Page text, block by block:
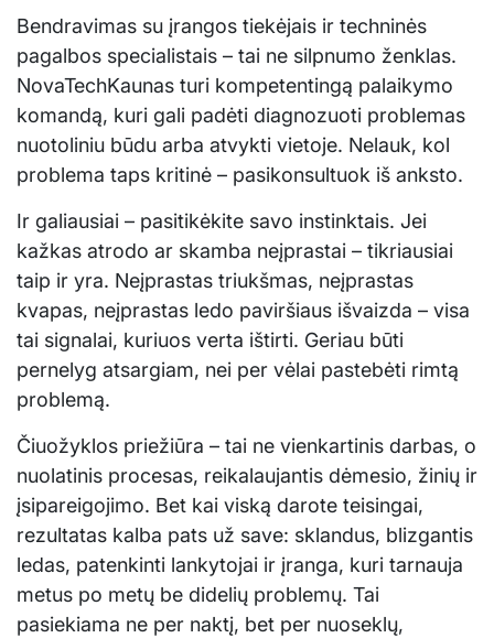
Bendravimas su įrangos tiekėjais ir techninės
pagalbos specialistais – tai ne silpnumo ženklas.
NovaTechKaunas turi kompetentingą palaikymo
komandą, kuri gali padėti diagnozuoti problemas
nuotoliniu būdu arba atvykti vietoje. Nelauk, kol
problema taps kritinė – pasikonsultuok iš anksto.
Ir galiausiai – pasitikėkite savo instinktais. Jei
kažkas atrodo ar skamba neįprastai – tikriausiai
taip ir yra. Neįprastas triukšmas, neįprastas
kvapas, neįprastas ledo paviršiaus išvaizda – visa
tai signalai, kuriuos verta ištirti. Geriau būti
pernelyg atsargiam, nei per vėlai pastebėti rimtą
problemą.
Čiuožyklos priežiūra – tai ne vienkartinis darbas, o
nuolatinis procesas, reikalaujantis dėmesio, žinių ir
įsipareigojimo. Bet kai viską darote teisingai,
rezultatas kalba pats už save: sklandus, blizgantis
ledas, patenkinti lankytojai ir įranga, kuri tarnauja
metus po metų be didelių problemų. Tai
pasiekiama ne per naktį, bet per nuoseklų,